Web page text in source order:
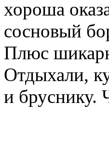
хороша
сосновый
Плюс
Отдыхали,
и бруснику.